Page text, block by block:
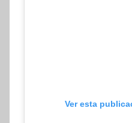
Ver esta